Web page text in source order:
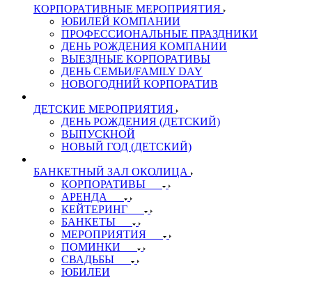
КОРПОРАТИВНЫЕ МЕРОПРИЯТИЯ
ЮБИЛЕЙ КОМПАНИИ
ПРОФЕССИОНАЛЬНЫЕ ПРАЗДНИКИ
ДЕНЬ РОЖДЕНИЯ КОМПАНИИ
ВЫЕЗДНЫЕ КОРПОРАТИВЫ
ДЕНЬ СЕМЬИ/FAMILY DAY
НОВОГОДНИЙ КОРПОРАТИВ
ДЕТСКИЕ МЕРОПРИЯТИЯ
ДЕНЬ РОЖДЕНИЯ (ДЕТСКИЙ)
ВЫПУСКНОЙ
НОВЫЙ ГОД (ДЕТСКИЙ)
БАНКЕТНЫЙ ЗАЛ ОКОЛИЦА
КОРПОРАТИВЫ
АРЕНДА
КЕЙТЕРИНГ
БАНКЕТЫ
МЕРОПРИЯТИЯ
ПОМИНКИ
СВАДЬБЫ
ЮБИЛЕИ